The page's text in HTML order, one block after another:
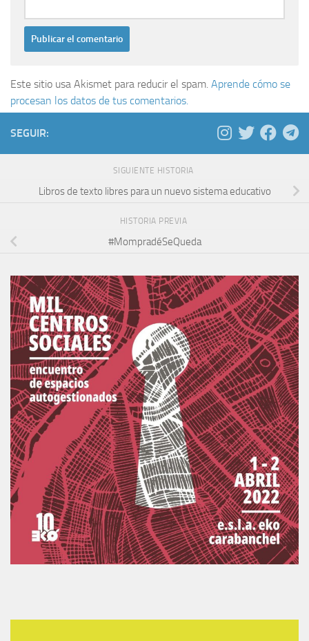
Este sitio usa Akismet para reducir el spam. Aprende cómo se
procesan los datos de tus comentarios.
SEGUIR:
SIGUIENTE HISTORIA
Libros de texto libres para un nuevo sistema educativo
HISTORIA PREVIA
#MompradéSeQueda